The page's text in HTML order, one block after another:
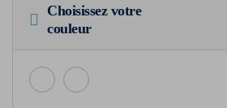
Choisissez votre
couleur